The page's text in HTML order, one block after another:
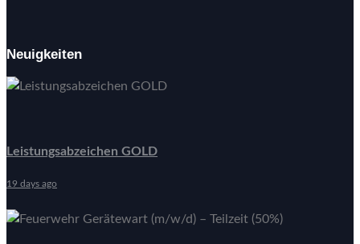
Neuigkeiten
Leistungsabzeichen GOLD
19 days ago